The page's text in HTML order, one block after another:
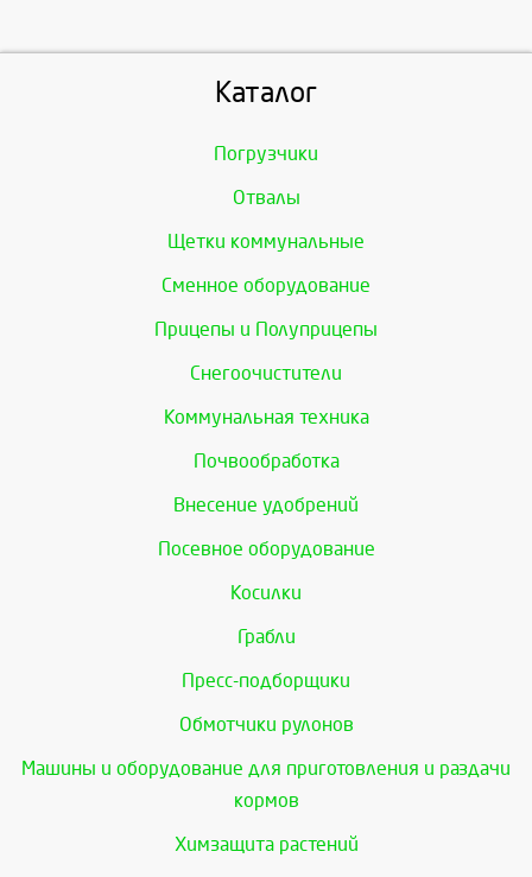
Каталог
Погрузчики
Отвалы
Щетки коммунальные
Сменное оборудование
Прицепы и Полуприцепы
Снегоочистители
Коммунальная техника
Почвообработка
Внесение удобрений
Посевное оборудование
Косилки
Грабли
Пресс-подборщики
Обмотчики рулонов
Машины и оборудование для приготовления и раздачи
кормов
Химзащита растений